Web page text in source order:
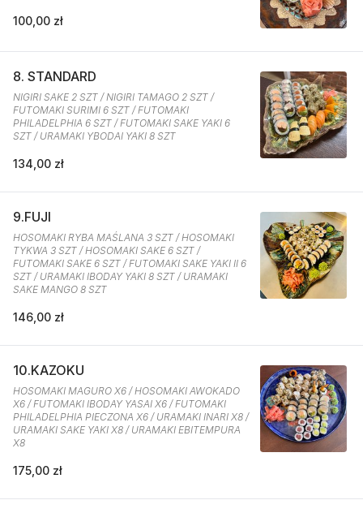
100,00 zł
8. STANDARD
NIGIRI SAKE 2 SZT / NIGIRI TAMAGO 2 SZT /
FUTOMAKI SURIMI 6 SZT / FUTOMAKI
PHILADELPHIA 6 SZT / FUTOMAKI SAKE YAKI 6
SZT / URAMAKI YBODAI YAKI 8 SZT
134,00 zł
9.FUJI
HOSOMAKI RYBA MAŚLANA 3 SZT / HOSOMAKI
TYKWA 3 SZT / HOSOMAKI SAKE 6 SZT /
FUTOMAKI SAKE 6 SZT / FUTOMAKI SAKE YAKI II 6
SZT / URAMAKI IBODAY YAKI 8 SZT / URAMAKI
SAKE MANGO 8 SZT
146,00 zł
10.KAZOKU
HOSOMAKI MAGURO X6 / HOSOMAKI AWOKADO
X6 / FUTOMAKI IBODAY YASAI X6 / FUTOMAKI
PHILADELPHIA PIECZONA X6 / URAMAKI INARI X8 /
URAMAKI SAKE YAKI X8 / URAMAKI EBITEMPURA
X8
175,00 zł